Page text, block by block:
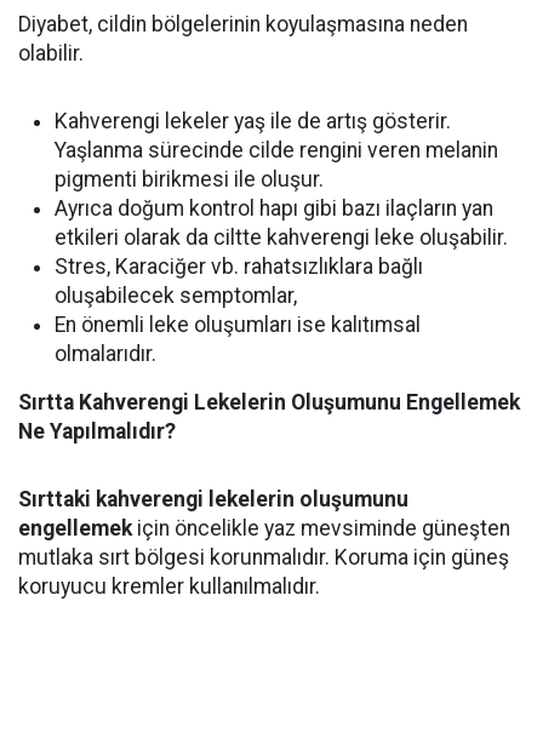
Diyabet, cildin bölgelerinin koyulaşmasına neden
olabilir.
‌Kahverengi lekeler yaş ile de artış gösterir.
Yaşlanma sürecinde cilde rengini veren melanin
pigmenti birikmesi ile oluşur.
‌Ayrıca doğum kontrol hapı gibi bazı ilaçların yan
etkileri olarak da ciltte kahverengi leke oluşabilir.
‌Stres, Karaciğer vb. rahatsızlıklara bağlı
oluşabilecek semptomlar,
‌En önemli leke oluşumları ise kalıtımsal
olmalarıdır.
Sırtta Kahverengi Lekelerin Oluşumunu Engellemek
Ne Yapılmalıdır?
Sırttaki kahverengi lekelerin oluşumunu
engellemekiçin öncelikle yaz mevsiminde güneşten
mutlaka sırt bölgesi korunmalıdır. Koruma için güneş
koruyucu kremler kullanılmalıdır.